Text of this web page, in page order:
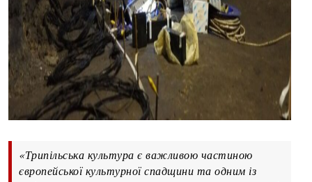
«Трипільська культура є важливою частиною
європейської культурної спадщини та одним із